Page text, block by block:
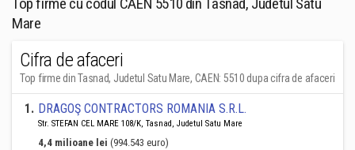
Mare
Cifra de afaceri
Top firme din Tasnad, Judetul Satu Mare, CAEN: 5510 dupa cifra de afaceri
1. DRAGOŞ CONTRACTORS ROMANIA S.R.L.
Str. STEFAN CEL MARE 108/K, Tasnad, Judetul Satu Mare
4,4 milioane lei (994.543 euro)